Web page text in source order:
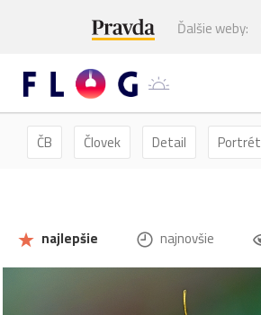
Ďalšie weby:
ČB Človek Detail Portrét
najlepšie najnovšie